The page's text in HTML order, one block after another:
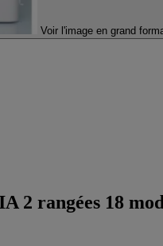
Voir l'image en grand
2 rangées 18